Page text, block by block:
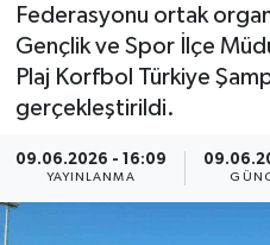
Federasyonu ortak
Gençlik ve Spor İlçe
Plaj Korfbol Türkiye
gerçekleştirildi.
09.06.2026 - 16:09
YAYINLANMA
Canlı Maç
ÇEVRE
Dünya